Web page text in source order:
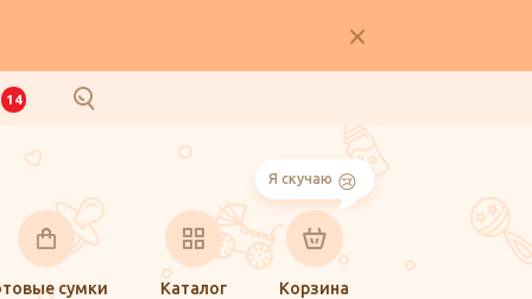
14
сумки Каталог
Я скучаю
Корзина